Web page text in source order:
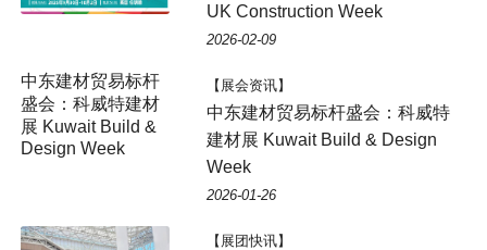
UK Construction Week
2026-02-09
【展会资讯】
中东建材贸易标杆盛会：科威特
建材展 Kuwait Build & Design
Week
2026-01-26
【展团快讯】